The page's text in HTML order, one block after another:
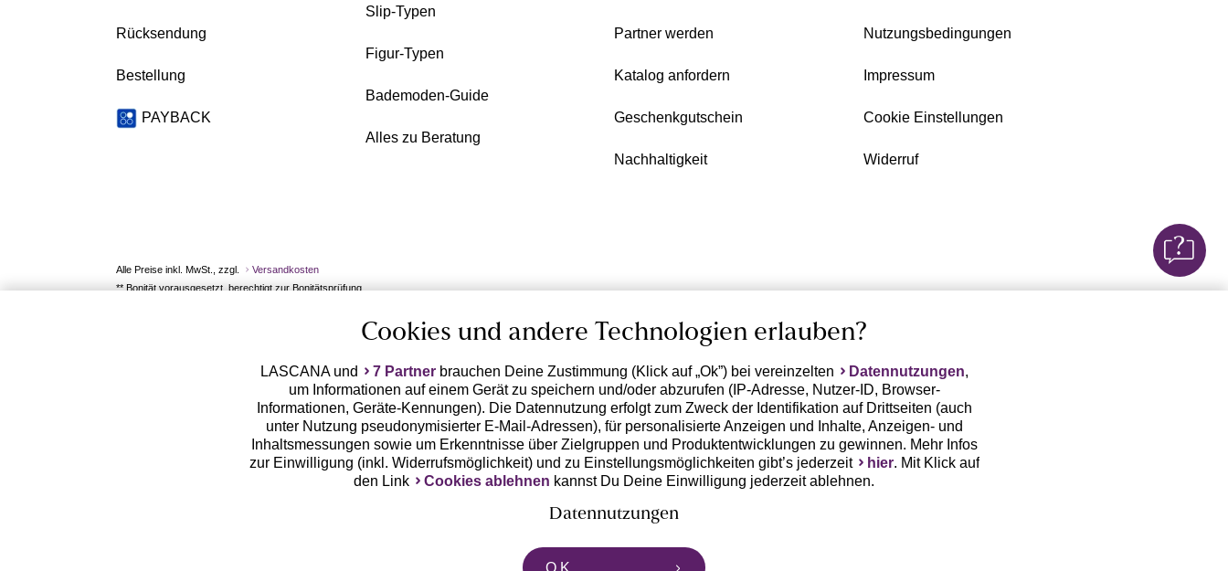
Rücksendung
Bestellung
PAYBACK
Slip-Typen
Figur-Typen
Bademoden-Guide
Alles zu Beratung
Partner werden
Katalog anfordern
Geschenkgutschein
Nachhaltigkeit
Nutzungsbedingungen
Impressum
Cookie Einstellungen
Widerruf
Alle Preise inkl. MwSt., zzgl.
Versandkosten
** Bonität vorausgesetzt, berechtigt zur Bonitätsprüfung
Cookies und andere Technologien erlauben?
LASCANA und 7 Partnerbrauchen Deine Zustimmung (Klick auf „Ok”) bei vereinzelten Datennutzungen,
um Informationen auf einem Gerät zu speichern und/oder abzurufen (IP-Adresse, Nutzer-ID, Browser-
Informationen, Geräte-Kennungen). Die Datennutzung erfolgt zum Zweck der Identifikation auf Drittseiten (auch
unter Nutzung pseudonymisierter E-Mail-Adressen), für personalisierte Anzeigen und Inhalte, Anzeigen- und
Inhaltsmessungen sowie um Erkenntnisse über Zielgruppen und Produktentwicklungen zu gewinnen. Mehr Infos
zur Einwilligung (inkl. Widerrufsmöglichkeit) und zu Einstellungsmöglichkeiten gibt’s jederzeit
hier. Mit Klick auf
den Link
Cookies ablehnen kannst Du Deine Einwilligung jederzeit ablehnen.
Datennutzungen
LASCANA arbeitet mit Partnern zusammen, die von deinem Endgerät abgerufene Daten (Trackingdaten) oder die